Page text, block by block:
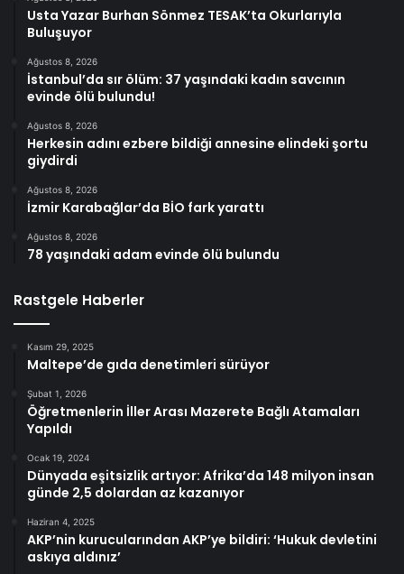
Usta Yazar Burhan Sönmez TESAK’ta Okurlarıyla
Buluşuyor
Ağustos 8, 2026
İstanbul’da sır ölüm: 37 yaşındaki kadın savcının
evinde ölü bulundu!
Ağustos 8, 2026
Herkesin adını ezbere bildiği annesine elindeki şortu
giydirdi
Ağustos 8, 2026
İzmir Karabağlar’da BİO fark yarattı
Ağustos 8, 2026
78 yaşındaki adam evinde ölü bulundu
Rastgele Haberler
Kasım 29, 2025
Maltepe’de gıda denetimleri sürüyor
Şubat 1, 2026
Öğretmenlerin İller Arası Mazerete Bağlı Atamaları
Yapıldı
Ocak 19, 2024
Dünyada eşitsizlik artıyor: Afrika’da 148 milyon insan
günde 2,5 dolardan az kazanıyor
Haziran 4, 2025
AKP’nin kurucularından AKP’ye bildiri: ‘Hukuk devletini
askıya aldınız’